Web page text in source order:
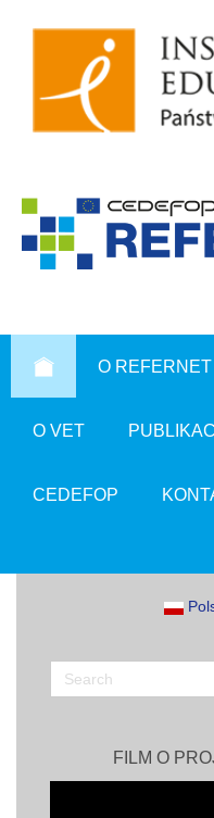
O REFERNET
O VET
CEDEFOP
FILM O